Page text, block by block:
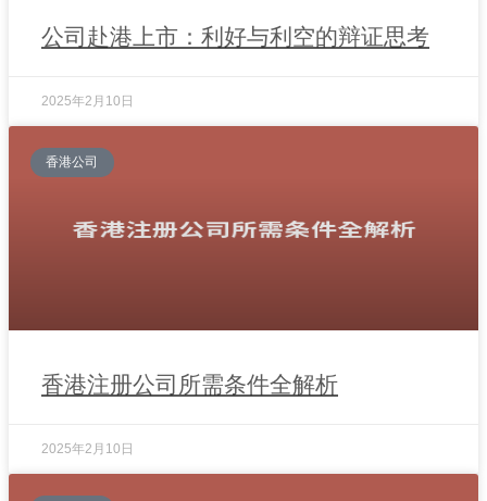
公司赴港上市：利好与利空的辩证思考
2025年2月10日
香港公司
香港注册公司所需条件全解析
2025年2月10日